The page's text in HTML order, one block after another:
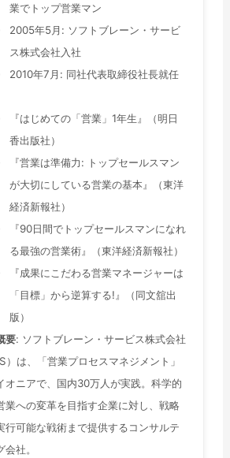
業でトップ営業マン
2005年5月: ソフトブレーン・サービ
ス株式会社入社
2010年7月: 同社代表取締役社長就任
『はじめての「営業」1年生』（明日
香出版社）
『営業は準備力: トップセールスマン
が大切にしている営業の基本』（東洋
経済新報社）
『90日間でトップセールスマンになれ
る最強の営業術』（東洋経済新報社）
『成果にこだわる営業マネージャーは
「目標」から逆算する!』（同文舘出
版）
要: ソフトブレーン・サービス株式会社
）は、「営業プロセスマネジメント」
オニアで、国内30万人が実践。科学的
業への変革を目指す企業に対し、戦略
行可能な戦術まで提供するコンサルテ
会社。